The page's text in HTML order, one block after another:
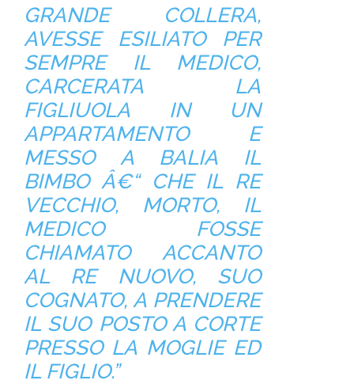
GRANDE COLLERA,
AVESSE ESILIATO PER
SEMPRE IL MEDICO,
CARCERATA LA
FIGLIUOLA IN UN
APPARTAMENTO E
MESSO A BALIA IL
BIMBO Â€“ CHE IL RE
VECCHIO, MORTO, IL
MEDICO FOSSE
CHIAMATO ACCANTO
AL RE NUOVO, SUO
COGNATO, A PRENDERE
IL SUO POSTO A CORTE
PRESSO LA MOGLIE ED
IL FIGLIO.”